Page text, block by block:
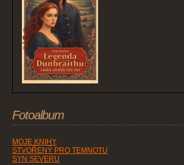
Fotoalbum
MOJE KNIHY
STVOŘENÝ PRO TEMNOTU
SYN SEVERU